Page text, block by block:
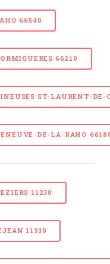
66540
66210
ST-LAURENT-DE-
DE-LA-RAHO
11230
11330